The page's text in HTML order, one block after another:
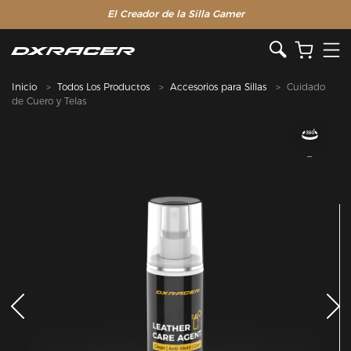
El Creador de la Silla Gamer
Inicio Todos Los Productos Accesorios para Sillas
Cuidado
de Cuero y Telas